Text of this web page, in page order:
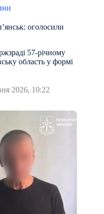
оголосили
57-річному
область у формі
2026, 10:22